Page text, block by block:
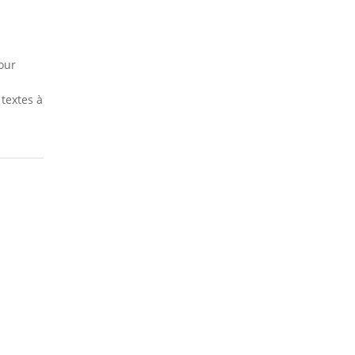
à